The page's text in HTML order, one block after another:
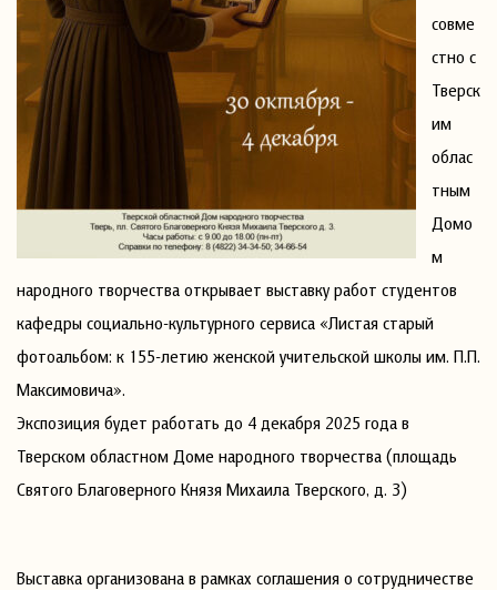
совме
стно с
Тверск
им
облас
тным
Домо
м
народного творчества открывает выставку работ студентов
кафедры социально-культурного сервиса «Листая старый
фотоальбом: к 155-летию женской учительской школы им. П.П.
Максимовича».
Экспозиция будет работать до 4 декабря 2025 года в
Тверском областном Доме народного творчества (площадь
Святого Благоверного Князя Михаила Тверского, д. 3)
Выставка организована в рамках соглашения о сотрудничестве